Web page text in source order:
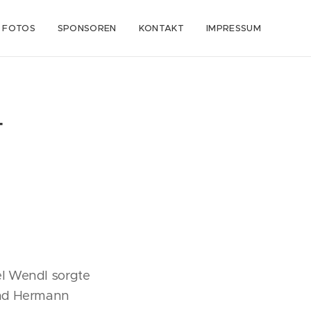
FOTOS SPONSOREN KONTAKT IMPRESSUM
Wendl sorgte
Hermann